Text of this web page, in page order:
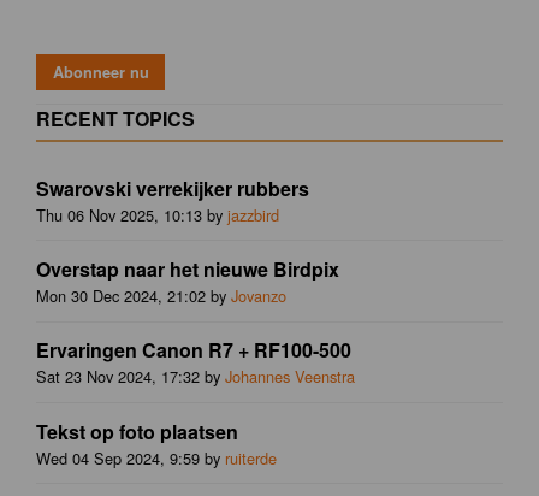
RECENT TOPICS
Swarovski verrekijker rubbers
Thu 06 Nov 2025, 10:13 by jazzbird
Overstap naar het nieuwe Birdpix
Mon 30 Dec 2024, 21:02 by Jovanzo
Ervaringen Canon R7 + RF100-500
Sat 23 Nov 2024, 17:32 by Johannes Veenstra
Tekst op foto plaatsen
Wed 04 Sep 2024, 9:59 by ruiterde